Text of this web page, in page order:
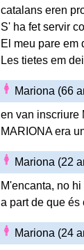
catalans eren
S' ha fet servir
El meu pare em
Les tietes em
Mariona (66
en van inscriure
MARIONA era
Mariona (22
M'encanta, no
a part de que és
Mariona (24